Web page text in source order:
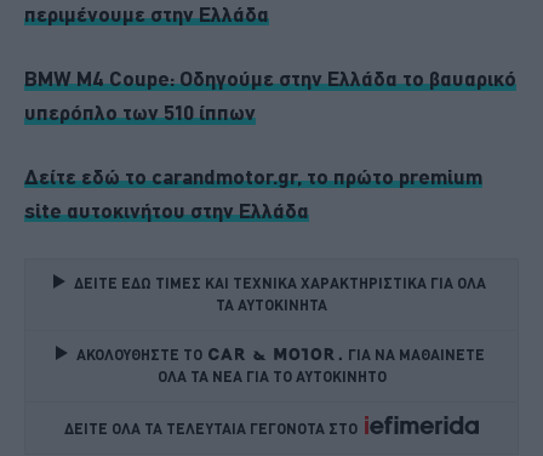
περιμένουμε στην Ελλάδα
BMW M4 Coupe: Οδηγούμε στην Ελλάδα το βαυαρικό
υπερόπλο των 510 ίππων
Δείτε εδώ το carandmotor.gr, το πρώτο premium
site αυτοκινήτου στην Ελλάδα
ΔΕΙΤΕ ΕΔΩ ΤΙΜΕΣ ΚΑΙ ΤΕΧΝΙΚΑ ΧΑΡΑΚΤΗΡΙΣΤΙΚΑ ΓΙΑ ΟΛΑ
ΤΑ ΑΥΤΟΚΙΝΗΤΑ
ΑΚΟΛΟΥΘΗΣΤΕ ΤΟ
ΓΙΑ ΝΑ ΜΑΘΑΙΝΕΤΕ
ΟΛΑ ΤΑ ΝΕΑ ΓΙΑ ΤΟ ΑΥΤΟΚΙΝΗΤΟ
ΔΕΙΤΕ ΟΛΑ ΤΑ ΤΕΛΕΥΤΑΙΑ ΓΕΓΟΝΟΤΑ ΣΤΟ